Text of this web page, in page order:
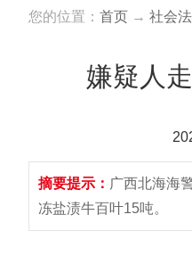
您的位置： 首页 → 社会法
嫌疑人
摘要提示： 广西北海海
冻盐渍牛百叶15吨。